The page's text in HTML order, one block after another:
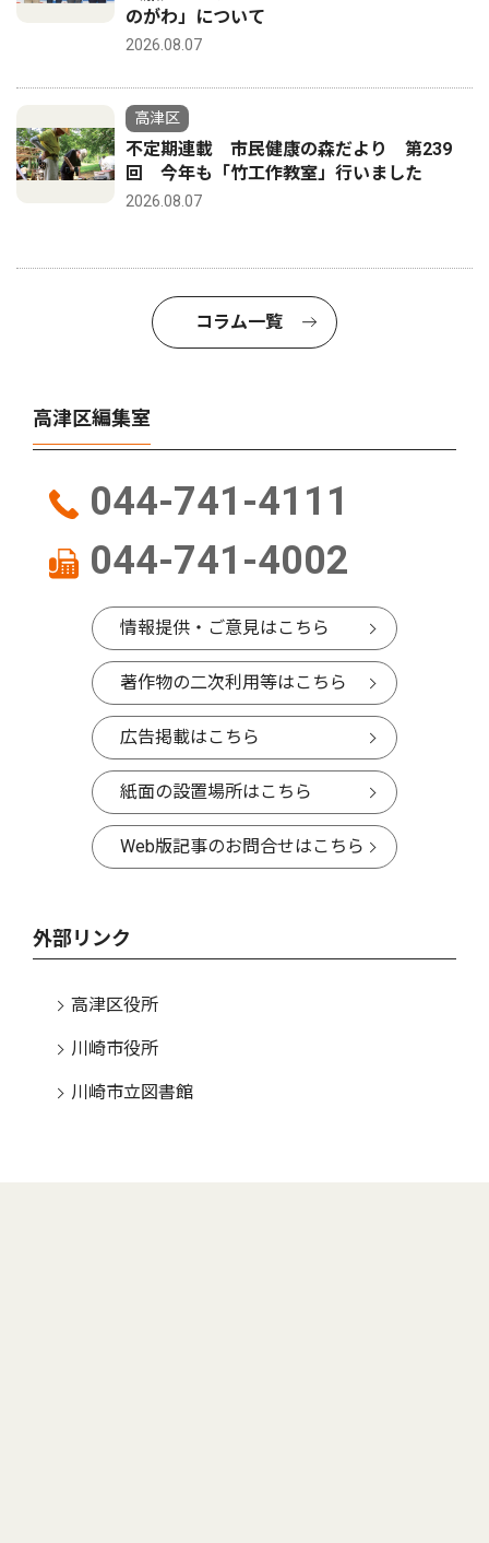
のがわ」について
2026.08.07
高津区
不定期連載 市民健康の森だより 第239
回 今年も「竹工作教室」行いました
2026.08.07
コラム一覧
高津区編集室
044-741-4111
044-741-4002
情報提供・ご意見はこちら
著作物の二次利用等はこちら
広告掲載はこちら
紙面の設置場所はこちら
Web版記事のお問合せはこちら
外部リンク
高津区役所
川崎市役所
川崎市立図書館